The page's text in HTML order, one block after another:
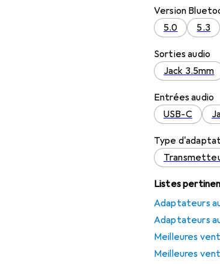
Version
5.0
5.3
Sorties audio
Jack 3.5mm
Entrées audio
USB-C
Type
Listes
Adaptateurs
Adaptateurs
Meilleures
Meilleures